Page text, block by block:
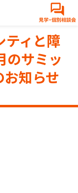
ティと障
のサミッ
お知らせ